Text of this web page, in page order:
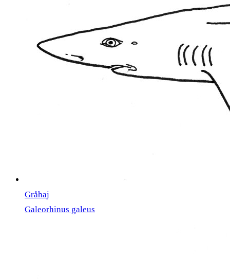
Gråhaj
Galeorhinus galeus